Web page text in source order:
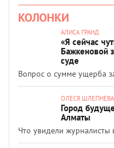
КОЛОНКИ
АЛИСА ГРАНД
«Я сейчас
Бажкеновой
суде
Вопрос о сумме ущерба
ОЛЕСЯ ШЛЕПНЕВА
Город
Алматы
Что увидели журналисты